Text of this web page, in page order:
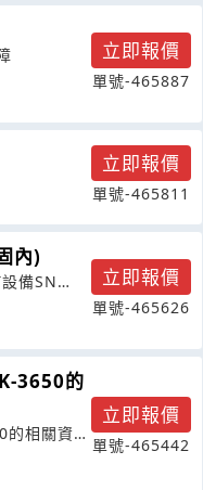
立即報價
單號-465887
立即報價
單號-465811
內)
備SN
立即報價
單號-465626
3650的
的相關資
立即報價
單號-465442